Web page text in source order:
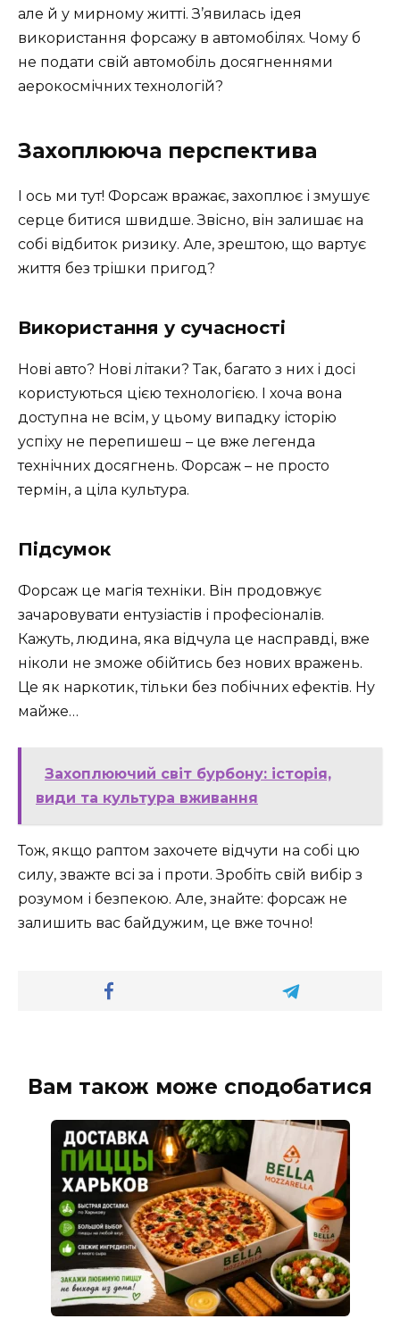
але й у мирному житті. З’явилась ідея
використання форсажу в автомобілях. Чому б
не подати свій автомобіль досягненнями
аерокосмічних технологій?
Захоплююча перспектива
І ось ми тут! Форсаж вражає, захоплює і змушує
серце битися швидше. Звісно, він залишає на
собі відбиток ризику. Але, зрештою, що вартує
життя без трішки пригод?
Використання у сучасності
Нові авто? Нові літаки? Так, багато з них і досі
користуються цією технологією. І хоча вона
доступна не всім, у цьому випадку історію
успіху не перепишеш – це вже легенда
технічних досягнень. Форсаж – не просто
термін, а ціла культура.
Підсумок
Форсаж це магія техніки. Він продовжує
зачаровувати ентузіастів і професіоналів.
Кажуть, людина, яка відчула це насправді, вже
ніколи не зможе обійтись без нових вражень.
Це як наркотик, тільки без побічних ефектів. Ну
майже…
Захоплюючий світ бурбону: історія,
види та культура вживання
Тож, якщо раптом захочете відчути на собі цю
силу, зважте всі за і проти. Зробіть свій вибір з
розумом і безпекою. Але, знайте: форсаж не
залишить вас байдужим, це вже точно!
Вам також може сподобатися